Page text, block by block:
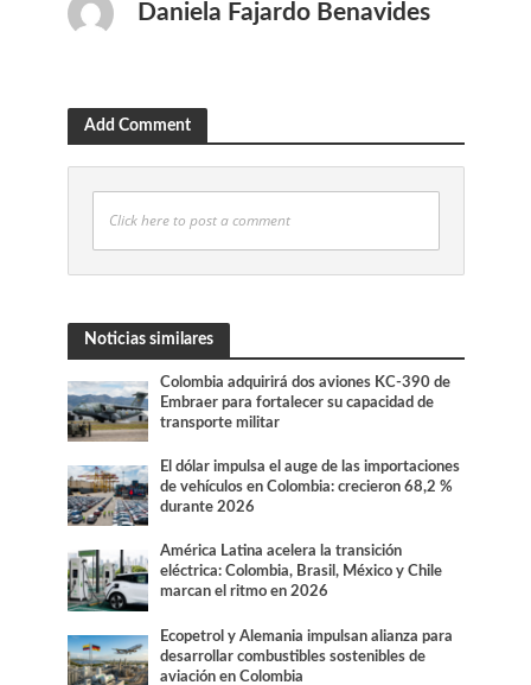
Daniela Fajardo Benavides
Add Comment
Click here to post a comment
Noticias similares
Colombia adquirirá dos aviones KC-390 de
Embraer para fortalecer su capacidad de
transporte militar
El dólar impulsa el auge de las importaciones
de vehículos en Colombia: crecieron 68,2 %
durante 2026
América Latina acelera la transición
eléctrica: Colombia, Brasil, México y Chile
marcan el ritmo en 2026
Ecopetrol y Alemania impulsan alianza para
desarrollar combustibles sostenibles de
aviación en Colombia